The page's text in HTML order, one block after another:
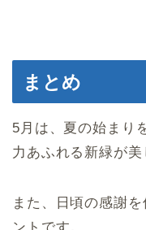
まとめ
5月は、夏の始まり
力あふれる新緑が美
また、日頃の感謝